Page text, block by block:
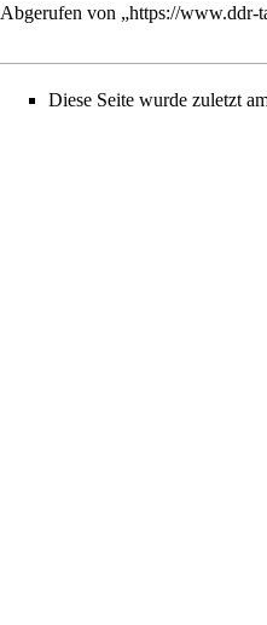
Abgerufen von „https://www.ddr-
Diese Seite wurde zuletzt